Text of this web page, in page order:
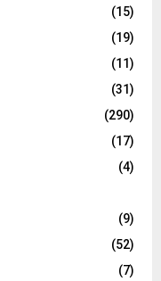
(15)
(19)
(11)
(31)
(290)
(17)
(4)
(9)
(52)
(7)